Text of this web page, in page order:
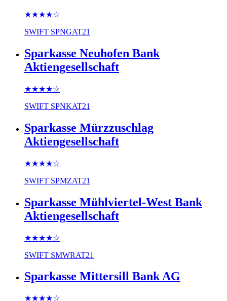
★★★★☆
SWIFT SPNGAT21
Sparkasse Neuhofen Bank
Aktiengesellschaft
★★★★☆
SWIFT SPNKAT21
Sparkasse Mürzzuschlag
Aktiengesellschaft
★★★★☆
SWIFT SPMZAT21
Sparkasse Mühlviertel-West Bank
Aktiengesellschaft
★★★★☆
SWIFT SMWRAT21
Sparkasse Mittersill Bank AG
★★★★☆